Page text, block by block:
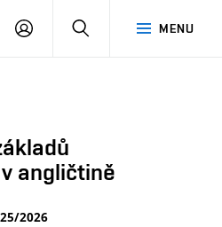
MENU
PŘIHLÁSIT
angličtině
2026